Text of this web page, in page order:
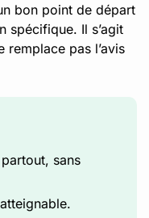
bon point de départ
spécifique. Il s’agit
remplace pas l’avis
sans